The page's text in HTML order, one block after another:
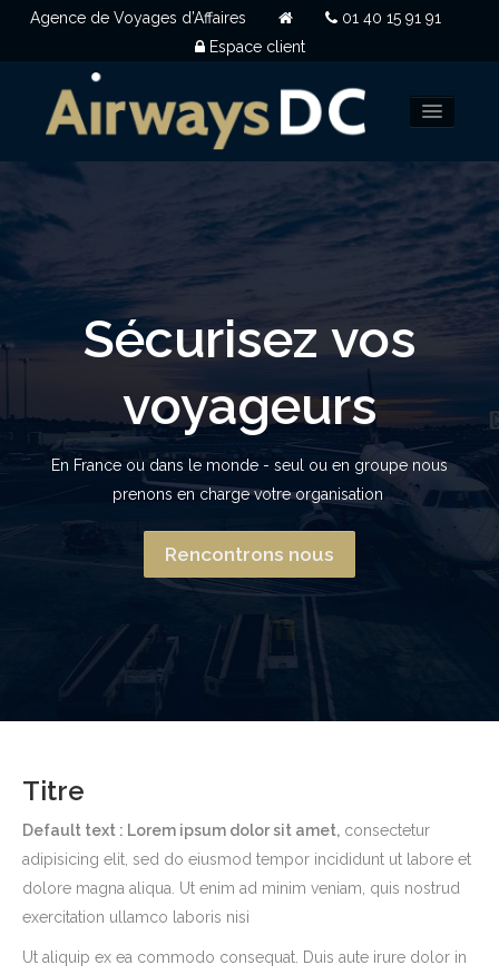
Agence de Voyages d’Affaires
01 40 15 91 91
Espace client
OUVERTURE DE COMPTE
NOUS CONTACTER
Sécurisez vos
voyageurs
En France ou dans le monde - seul ou en groupe nous
prenons en charge votre organisation
Rencontrons nous
Titre
Default text : Lorem ipsum dolor sit amet, consectetur
adipisicing elit, sed do eiusmod tempor incididunt ut labore et
dolore magna aliqua. Ut enim ad minim veniam, quis nostrud
exercitation ullamco laboris nisi
Ut aliquip ex ea commodo consequat. Duis aute irure dolor in